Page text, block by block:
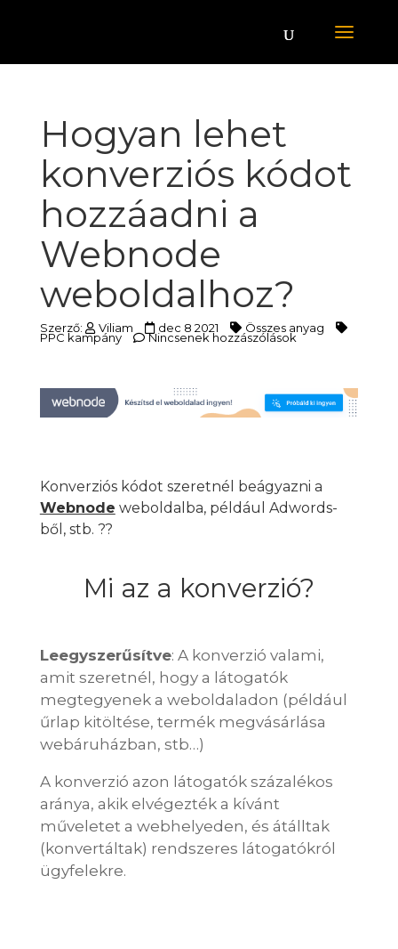
Hogyan lehet
konverziós kódot
hozzáadni a
Webnode
weboldalhoz?
Szerző: Viliam dec 8 2021 Összes anyag
PPC kampány Nincsenek hozzászólások
Konverziós kódot szeretnél beágyazni a
Webnode weboldalba, például Adwords-
ből, stb. ??
Mi az a konverzió?
Leegyszerűsítve: A konverzió valami,
amit szeretnél, hogy a látogatók
megtegyenek a weboldaladon (például
űrlap kitöltése, termék megvásárlása
webáruházban, stb…)
A konverzió azon látogatók százalékos
aránya, akik elvégezték a kívánt
műveletet a webhelyeden, és átálltak
(konvertáltak) rendszeres látogatókról
ügyfelekre.